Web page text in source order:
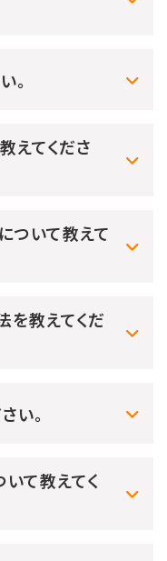
。
えてくださ
ついて教えて
教えてくだ
い。
て教えてく